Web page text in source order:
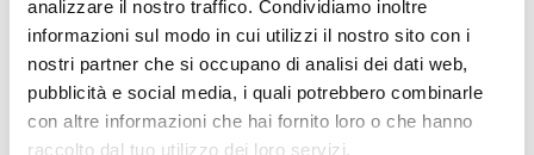
analizzare il nostro traffico. Condividiamo inoltre
informazioni sul modo in cui utilizzi il nostro sito con i
nostri partner che si occupano di analisi dei dati web,
pubblicità e social media, i quali potrebbero combinarle
con altre informazioni che hai fornito loro o che hanno
raccolto dal tuo utilizzo dei loro servizi.
Oltre 30 anni di esperienza
Nato nel 1990 con il nome di Rifugio